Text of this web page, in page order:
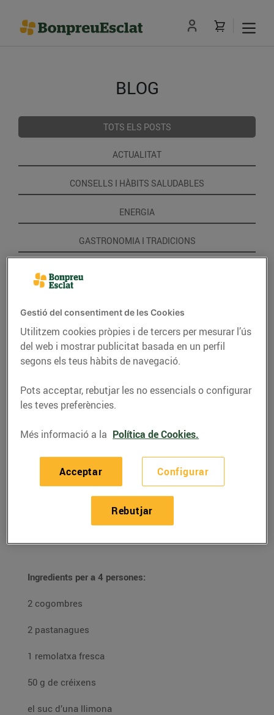
BLOG
TOTS ELS POSTS
ACTUALITAT
CONSELLS I HÀBITS SALUDABLES
ENERGIA
GASTRONOMIA I TRADICIONS
Amanida de cogombre,
pastanaga, remolatxa i
créixens
Ingredients per a 4 persones:
2 cogombres
2 pastanagues
1 remolatxa fresca
50 g de créixens
el suc d’una llimona
Gestió del consentiment de les Cookies
Utilitzem cookies pròpies i de tercers per mesurar l’ús
del web i mostrar publicitat basada en un perfil
segons els teus hàbits de navegació.
Pots acceptar, rebutjar les no essencials o configurar
les teves preferències.
Més informació a la Política de Cookies.
Configurar
Rebutjar
Acceptar